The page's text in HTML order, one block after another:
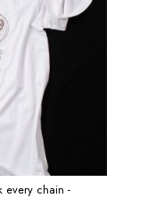
every chain -